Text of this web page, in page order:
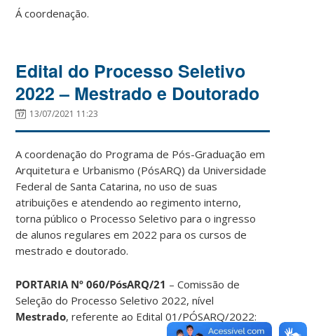
Á coordenação.
Edital do Processo Seletivo
2022 – Mestrado e Doutorado
13/07/2021 11:23
A coordenação do Programa de Pós-Graduação em
Arquitetura e Urbanismo (PósARQ) da Universidade
Federal de Santa Catarina, no uso de suas
atribuições e atendendo ao regimento interno,
torna público o Processo Seletivo para o ingresso
de alunos regulares em 2022 para os cursos de
mestrado e doutorado.
PORTARIA Nº 060/PósARQ/21 – Comissão de
Seleção do Processo Seletivo 2022, nível
Mestrado, referente ao Edital 01/PÓSARQ/2022: